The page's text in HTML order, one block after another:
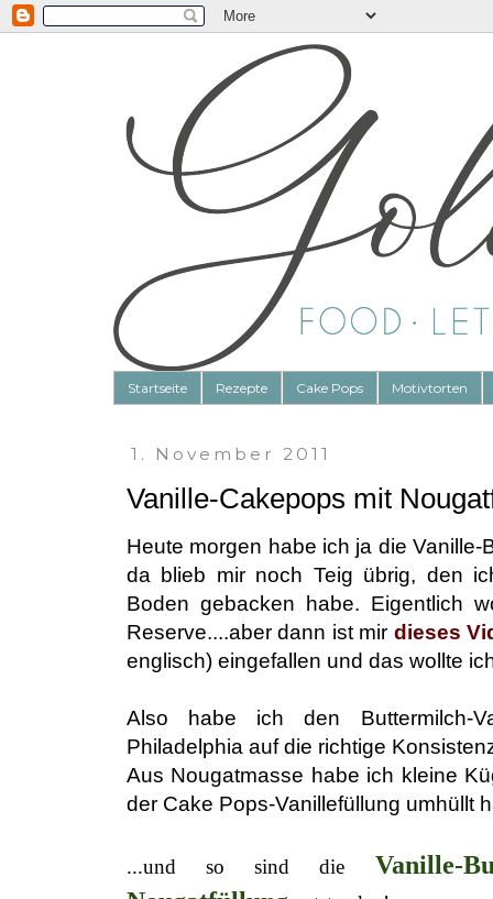
Startseite Rezepte Cake Pops Motivtorten
1. November 2011
Vanille-Cakepops mit
Heute morgen habe ich ja die
da blieb mir noch Teig übrig, den
Boden gebacken habe. Eigentlich
Reserve....aber dann ist mir dieses
englisch) eingefallen und das wollte
Also habe ich den Buttermilch-
Philadelphia auf die richtige
Aus Nougatmasse habe ich kleine
der Cake Pops-Vanillefüllung umhüllt
...und so sind die Vanille-